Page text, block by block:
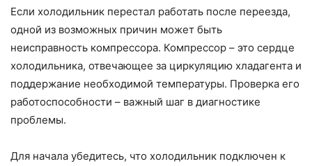
Если холодильник перестал работать после переезда,
одной из возможных причин может быть
неисправность компрессора. Компрессор – это сердце
холодильника, отвечающее за циркуляцию хладагента и
поддержание необходимой температуры. Проверка его
работоспособности – важный шаг в диагностике
проблемы.
Для начала убедитесь, что холодильник подключен к